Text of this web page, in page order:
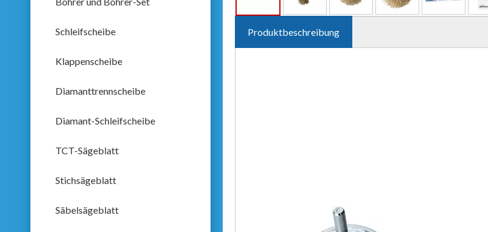
Schleifscheibe
Klappenscheibe
Diamanttrennscheibe
Diamant-Schleifscheibe
TCT-Sägeblatt
Stichsägeblatt
Säbelsägeblatt
Produktbeschreibung